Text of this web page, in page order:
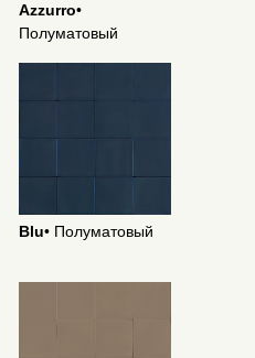
Blu• Полуматовый
Azzurro•
Полуматовый